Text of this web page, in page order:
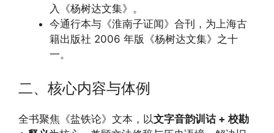
入《杨树达文集》。
今通行本与《淮南子证闻》合刊，为上海古
籍出版社 2006 年版《杨树达文集》之十
一。
二、核心内容与体例
全书聚焦《盐铁论》文本，以文字音韵训诂 + 校勘